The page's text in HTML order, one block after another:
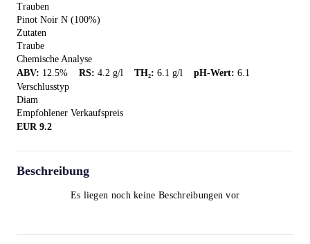
Trauben
Pinot Noir N (100%)
Zutaten
Traube
Chemische Analyse
ABV: 12.5% RS: 4.2 g/l TH₂: 6.1 g/l pH-Wert: 6.1
Verschlusstyp
Diam
Empfohlener Verkaufspreis
EUR 9.2
Beschreibung
Es liegen noch keine Beschreibungen vor